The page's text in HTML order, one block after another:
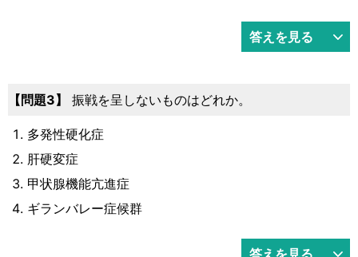
答えを見る
問題3 振戦を呈しないものはどれか。
多発性硬化症
肝硬変症
甲状腺機能亢進症
ギランバレー症候群
答えを見る